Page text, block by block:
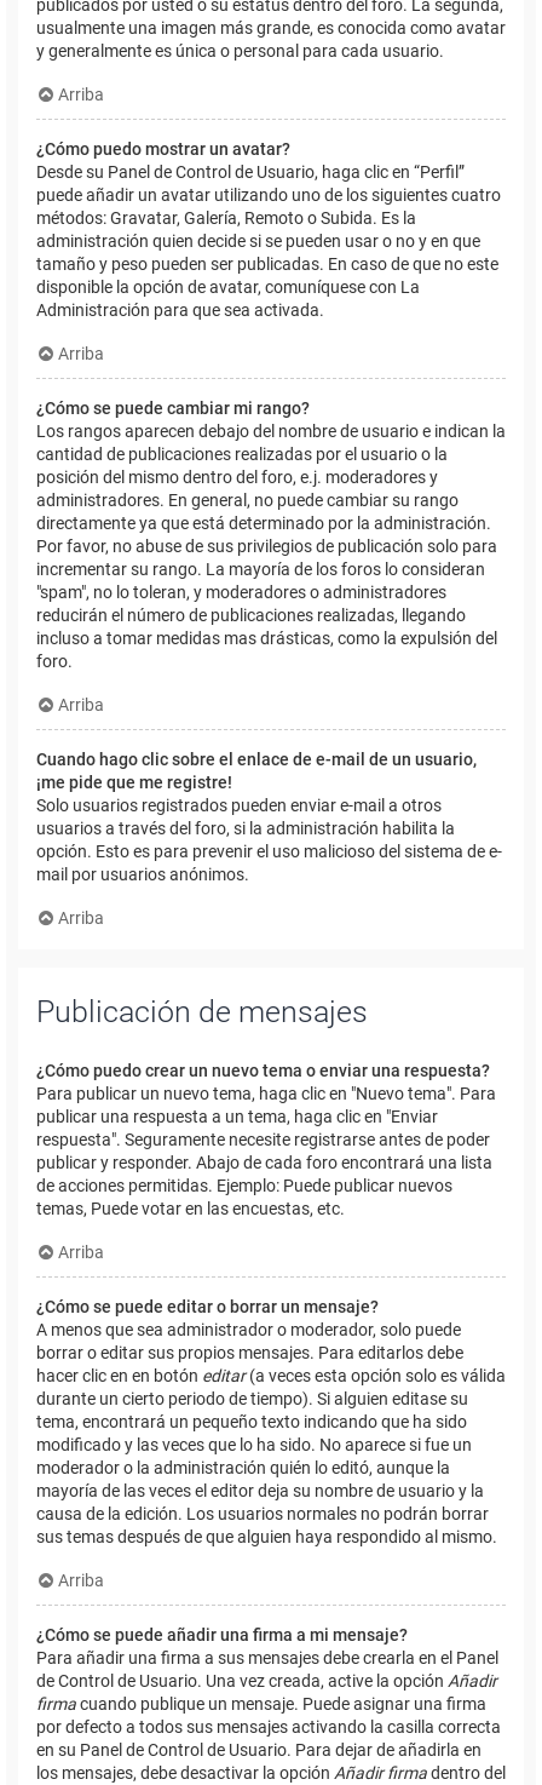
publicados por usted o su estatus dentro del foro. La segunda,
usualmente una imagen más grande, es conocida como avatar
y generalmente es única o personal para cada usuario.
Arriba
¿Cómo puedo mostrar un avatar?
Desde su Panel de Control de Usuario, haga clic en “Perfil”
puede añadir un avatar utilizando uno de los siguientes cuatro
métodos: Gravatar, Galería, Remoto o Subida. Es la
administración quien decide si se pueden usar o no y en que
tamaño y peso pueden ser publicadas. En caso de que no este
disponible la opción de avatar, comuníquese con La
Administración para que sea activada.
Arriba
¿Cómo se puede cambiar mi rango?
Los rangos aparecen debajo del nombre de usuario e indican la
cantidad de publicaciones realizadas por el usuario o la
posición del mismo dentro del foro, e.j. moderadores y
administradores. En general, no puede cambiar su rango
directamente ya que está determinado por la administración.
Por favor, no abuse de sus privilegios de publicación solo para
incrementar su rango. La mayoría de los foros lo consideran
"spam", no lo toleran, y moderadores o administradores
reducirán el número de publicaciones realizadas, llegando
incluso a tomar medidas mas drásticas, como la expulsión del
foro.
Arriba
Cuando hago clic sobre el enlace de e-mail de un usuario,
¡me pide que me registre!
Solo usuarios registrados pueden enviar e-mail a otros
usuarios a través del foro, si la administración habilita la
opción. Esto es para prevenir el uso malicioso del sistema de e-
mail por usuarios anónimos.
Arriba
Publicación de mensajes
¿Cómo puedo crear un nuevo tema o enviar una respuesta?
Para publicar un nuevo tema, haga clic en "Nuevo tema". Para
publicar una respuesta a un tema, haga clic en "Enviar
respuesta". Seguramente necesite registrarse antes de poder
publicar y responder. Abajo de cada foro encontrará una lista
de acciones permitidas. Ejemplo: Puede publicar nuevos
temas, Puede votar en las encuestas, etc.
Arriba
¿Cómo se puede editar o borrar un mensaje?
A menos que sea administrador o moderador, solo puede
borrar o editar sus propios mensajes. Para editarlos debe
hacer clic en en botón editar(a veces esta opción solo es válida
durante un cierto periodo de tiempo). Si alguien editase su
tema, encontrará un pequeño texto indicando que ha sido
modificado y las veces que lo ha sido. No aparece si fue un
moderador o la administración quién lo editó, aunque la
mayoría de las veces el editor deja su nombre de usuario y la
causa de la edición. Los usuarios normales no podrán borrar
sus temas después de que alguien haya respondido al mismo.
Arriba
¿Cómo se puede añadir una firma a mi mensaje?
Para añadir una firma a sus mensajes debe crearla en el Panel
de Control de Usuario. Una vez creada, active la opción Añadir
firmacuando publique un mensaje. Puede asignar una firma
por defecto a todos sus mensajes activando la casilla correcta
en su Panel de Control de Usuario. Para dejar de añadirla en
los mensajes, debe desactivar la opción Añadir firmadentro del